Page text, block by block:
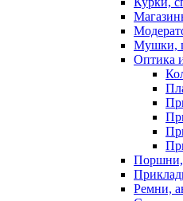
Мушки,
Оптика
Поршни,
Ремни,